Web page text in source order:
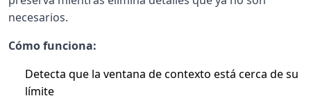
necesarios.
Cómo funciona:
Detecta que la ventana de contexto está cerca de su
límite